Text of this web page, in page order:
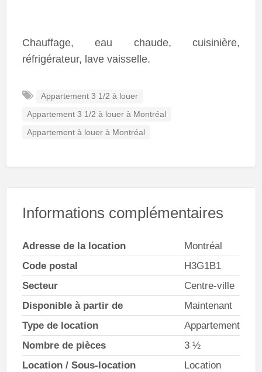
Chauffage, eau chaude, cuisinière,
réfrigérateur, lave vaisselle.
Appartement 3 1/2 à louer
Appartement 3 1/2 à louer à Montréal
Appartement à louer à Montréal
Informations complémentaires
Adresse de la location
Montréal
Code postal
H3G1B1
Secteur
Centre-ville
Disponible à partir de
Maintenant
Type de location
Appartement
Nombre de pièces
3 ½
Location / Sous-location
Location